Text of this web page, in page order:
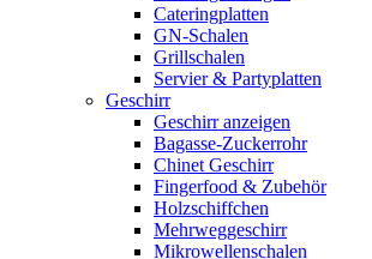
Cateringplatten
GN-Schalen
Grillschalen
Servier & Partyplatten
Geschirr
Geschirr anzeigen
Bagasse-Zuckerrohr
Chinet Geschirr
Fingerfood & Zubehör
Holzschiffchen
Mehrweggeschirr
Mikrowellenschalen